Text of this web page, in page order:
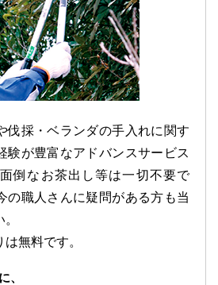
伐採・ベランダの手入れに関す
験が豊富なアドバンスサービス
倒なお茶出し等は一切不要で
の職人さんに疑問がある方も当
無料です。
、